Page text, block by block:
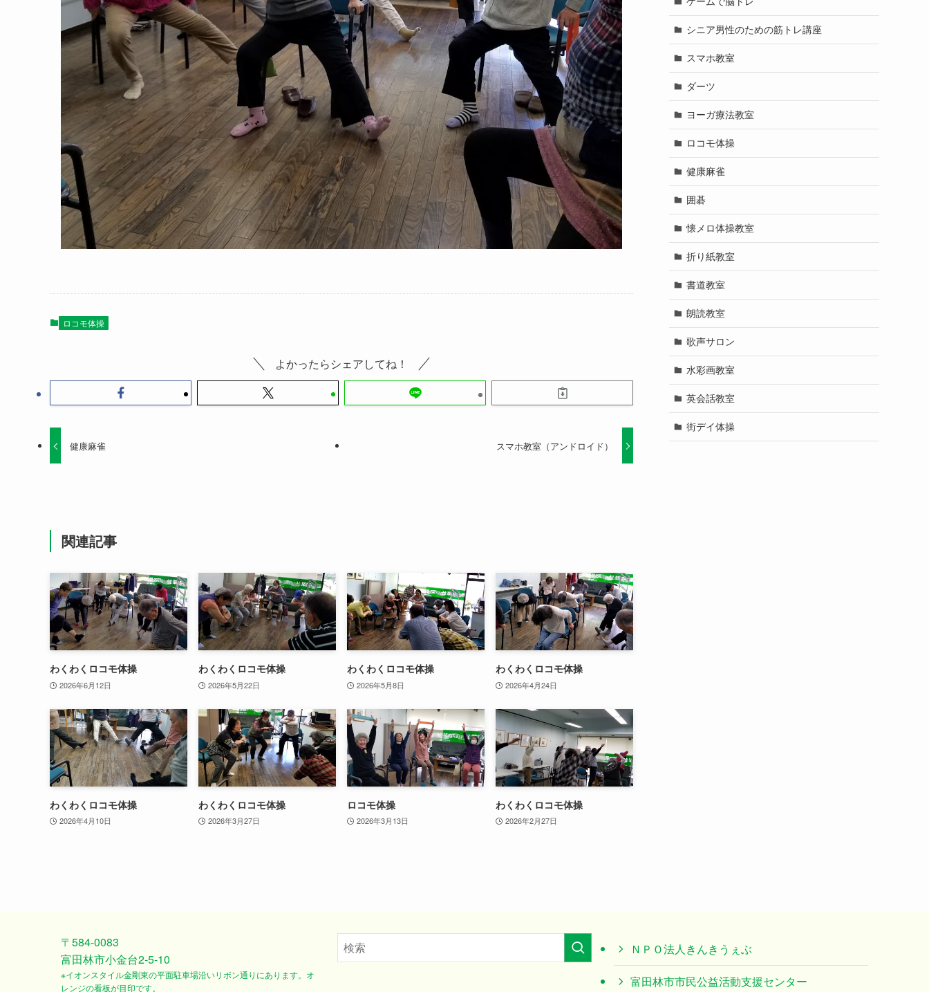
ロコモ体操
よかったらシェアしてね！
健康麻雀 スマホ教室（アンドロイド）
関連記事
わくわくロコモ体操
2026年6月12日
わくわくロコモ体操
2026年5月22日
わくわくロコモ体操
2026年5月8日
わくわくロコモ体操
2026年4月24日
わくわくロコモ体操
2026年4月10日
わくわくロコモ体操
2026年3月27日
ロコモ体操
2026年3月13日
わくわくロコモ体操
2026年2月27日
シニア男性のための筋トレ講座
スマホ教室
ダーツ
ヨーガ療法教室
ロコモ体操
健康麻雀
囲碁
懐メロ体操教室
折り紙教室
書道教室
朗読教室
歌声サロン
水彩画教室
英会話教室
街デイ体操
〒584-0083
富田林市小金台2-5-10
※イオンスタイル金剛東の平面駐車場沿いリボン通りにあります。オ
レンジの看板が目印です。
ＮＰＯ法人きんきうぇぶ
富田林市市民公益活動支援センター